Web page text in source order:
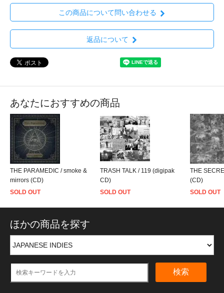
この商品について問い合わせる
返品について
あなたにおすすめの商品
THE PARAMEDIC / smoke &
mirrors (CD)
SOLD OUT
TRASH TALK / 119 (digipak
CD)
SOLD OUT
THE
(CD)
SOLD OUT
ほかの商品を探す
検索